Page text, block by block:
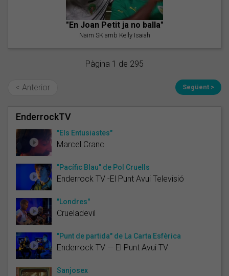
"En Joan Petit ja no balla"
Naim SK amb Kelly Isaiah
Pàgina 1 de 295
< Anterior Següent >
EnderrockTV
"Els Entusiastes"
Marcel Cranc
"Pacífic Blau" de Pol Cruells
Enderrock TV -El Punt Avui Televisió
"Londres"
Crueladevil
"Punt de partida" de La Carta Esfèrica
Enderrock TV — El Punt Avui TV
Sanjosex